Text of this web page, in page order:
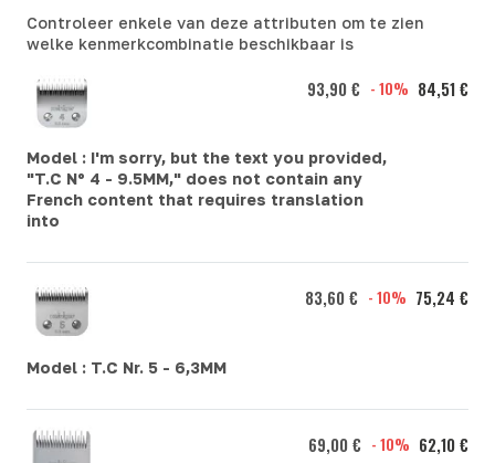
Controleer enkele van deze attributen om te zien
welke kenmerkcombinatie beschikbaar is
Model : I'm sorry, but the text you provided,
"T.C Nº 4 - 9.5MM," does not contain any
French content that requires translation
into
93,90 € - 10% 84,51 €
Model : T.C Nr. 5 - 6,3MM
83,60 € - 10% 75,24 €
69,00 € - 10% 62,10 €